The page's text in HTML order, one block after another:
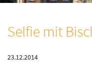
Selfie mit
23.12.2014